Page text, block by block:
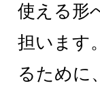
使える形
担います
るために